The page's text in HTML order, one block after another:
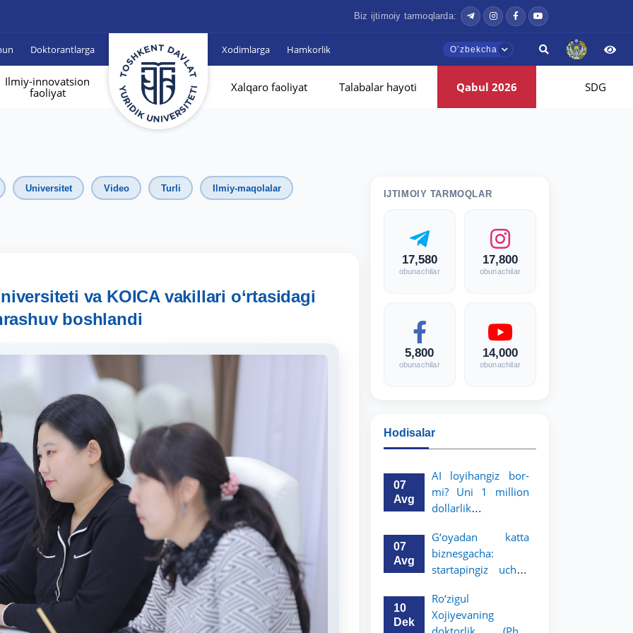
Biz ijtimoiy tarmoqlarda:
Doktorantlarga Xodimlarga Hamkorlik Oʼzbekcha
Ilmiy-innovatsion
faoliyat
Xalqaro faoliyat Talabalar hayoti Qabul 2026 SDG
Universitet Video Turli Ilmiy-maqolalar
va KOICA vakillari o‘rtasidagi
boshlandi
IJTIMOIY TARMOQLAR
17,580
obunachilar
17,800
obunachilar
5,800
obunachilar
14,000
obunachilar
Hodisalar
07
Avg
AI loyihangiz bor-
mi? Uni 1 million
dollarlik
aylantiring!
07
Avg
G‘oyadan katta
biznesgacha:
startapingiz uchun
imkoniyat!
10
Dek
Ro‘zigul
Xojiyevaning